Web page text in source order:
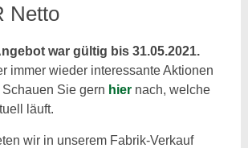
Netto
war gültig bis 31.05.2021.
immer wieder interessante Aktionen
Sie gern hiernach, welche
läuft.
wir in unserem Fabrik-Verkauf